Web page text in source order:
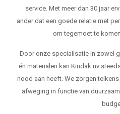
service. Met meer dan 30 jaar
ander dat een goede relatie met
om tegemoet te
Door onze specialisatie in zowel
én materialen kan Kindak nv
nood aan heeft. We zorgen
afweging in functie van